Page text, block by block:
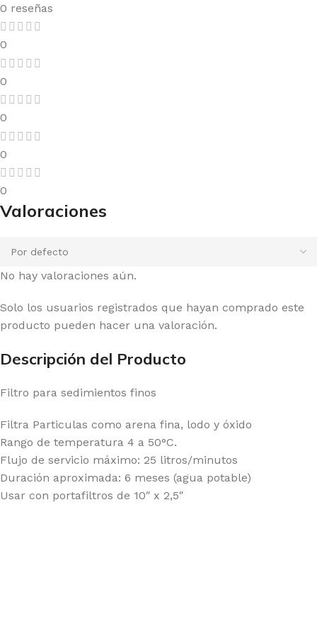
0 reseñas
0
0
0
0
0
Valoraciones
No hay valoraciones aún.
Solo los usuarios registrados que hayan comprado este
producto pueden hacer una valoración.
Descripción del Producto
Filtro para sedimientos finos
Filtra Particulas como arena fina, lodo y óxido
Rango de temperatura 4 a 50°C.
Flujo de servicio máximo: 25 litros/minutos
Duración aproximada: 6 meses (agua potable)
Usar con portafiltros de 10″ x 2,5″